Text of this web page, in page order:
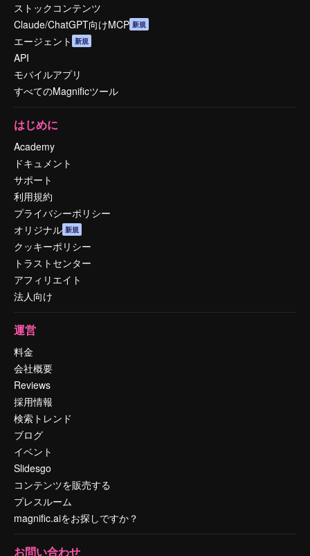
ストックコンテンツ
Claude/ChatGPT向けMCP 新規
エージェント 新規
API
モバイルアプリ
すべてのMagnificツール
はじめに
Academy
ドキュメント
サポート
利用規約
プライバシーポリシー
オリジナル 新規
クッキーポリシー
トラストセンター
アフィリエイト
法人向け
運営
料金
会社概要
Reviews
採用情報
検索トレンド
ブログ
イベント
Slidesgo
コンテンツを販売する
プレスルーム
magnific.aiをお探しですか？
お問い合わせ